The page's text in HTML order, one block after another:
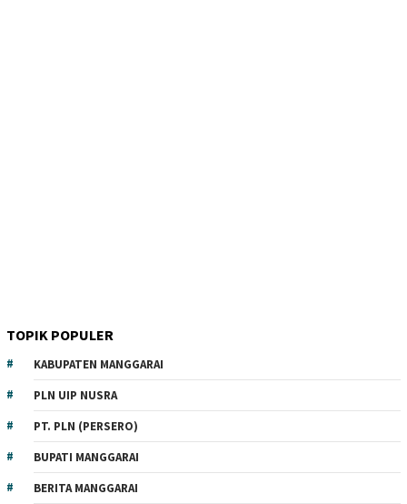
TOPIK POPULER
KABUPATEN MANGGARAI
PLN UIP NUSRA
PT. PLN (PERSERO)
BUPATI MANGGARAI
BERITA MANGGARAI